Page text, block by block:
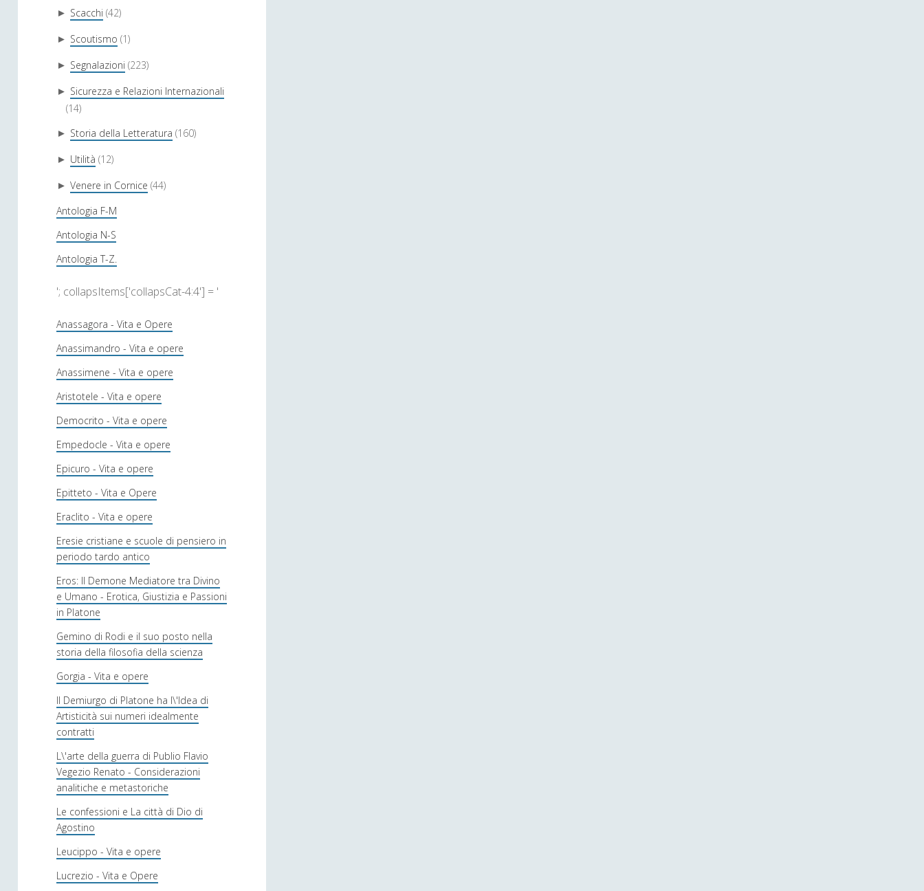
► Scacchi (42)
► Scoutismo (1)
► Segnalazioni (223)
► Sicurezza e Relazioni Internazionali
(14)
► Storia della Letteratura (160)
► Utilità (12)
► Venere in Cornice (44)
Antologia F-M
Antologia N-S
Antologia T-Z.
'; collapsItems['collapsCat-4:4'] = '
Anassagora - Vita e Opere
Anassimandro - Vita e opere
Anassimene - Vita e opere
Aristotele - Vita e opere
Democrito - Vita e opere
Empedocle - Vita e opere
Epicuro - Vita e opere
Epitteto - Vita e Opere
Eraclito - Vita e opere
Eresie cristiane e scuole di pensiero in
periodo tardo antico
Eros: Il Demone Mediatore tra Divino
e Umano - Erotica, Giustizia e Passioni
in Platone
Gemino di Rodi e il suo posto nella
storia della filosofia della scienza
Gorgia - Vita e opere
Il Demiurgo di Platone ha l\'Idea di
Artisticità sui numeri idealmente
contratti
L\'arte della guerra di Publio Flavio
Vegezio Renato - Considerazioni
analitiche e metastoriche
Le confessioni e La città di Dio di
Agostino
Leucippo - Vita e opere
Lucrezio - Vita e Opere